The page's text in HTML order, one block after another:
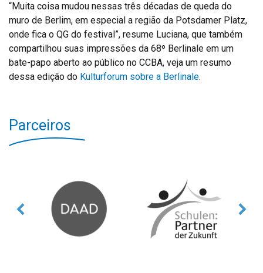
“Muita coisa mudou nessas três décadas de queda do
muro de Berlim, em especial a região da Potsdamer Platz,
onde fica o QG do festival”, resume Luciana, que também
compartilhou suas impressões da 68º Berlinale em um
bate-papo aberto ao público no CCBA, veja um resumo
dessa edição do Kulturforum sobre a Berlinale.
Parceiros